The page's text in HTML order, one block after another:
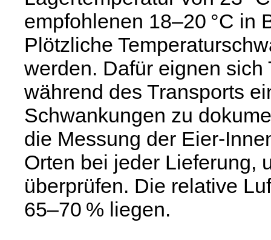
empfohlenen 18–20 °C in
Plötzliche
werden. Dafür eignen sich
während des Transports
Schwankungen zu
die Messung der Eier-
Orten bei jeder Lieferung,
überprüfen. Die relative
65–70 % liegen.